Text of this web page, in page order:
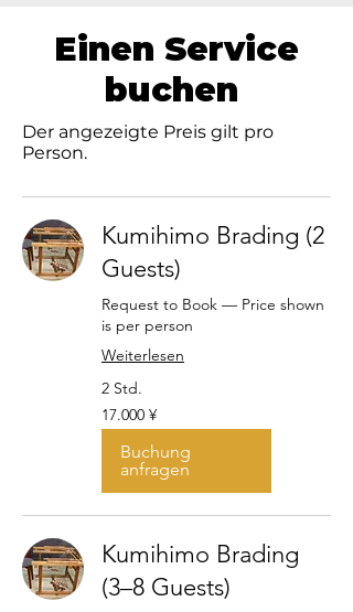
Einen Service
buchen
Der angezeigte Preis gilt pro
Person.
Kumihimo Brading (2
Guests)
Request to Book — Price shown
is per person
Weiterlesen
2 Std.
17.000
Japanische
Yen
17.000 ¥
Buchung
anfragen
Kumihimo Brading
(3–8 Guests)